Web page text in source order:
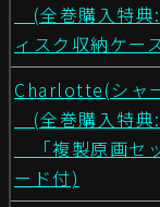
(全巻購入特典
ィスク収納ケー
Charlotte(シャ
(全巻購入特典:
「複製原画セ
ード付)